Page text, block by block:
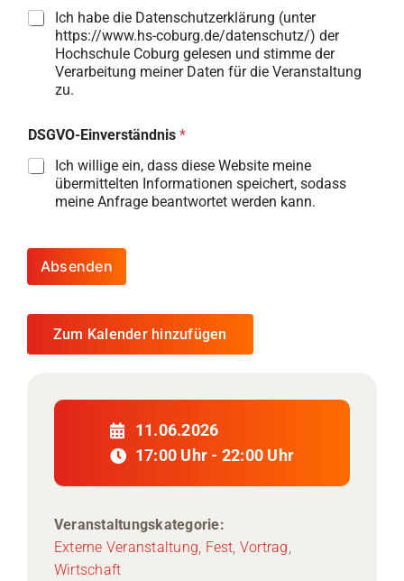
Ich habe die Datenschutzerklärung (unter
https://www.hs-coburg.de/datenschutz/) der
Hochschule Coburg gelesen und stimme der
Verarbeitung meiner Daten für die Veranstaltung
zu.
DSGVO-Einverständnis *
Ich willige ein, dass diese Website meine
übermittelten Informationen speichert, sodass
meine Anfrage beantwortet werden kann.
Absenden
Zum Kalender hinzufügen
11.06.2026
17:00 Uhr - 22:00 Uhr
Veranstaltungskategorie:
Externe Veranstaltung Fest Vortrag
Wirtschaft